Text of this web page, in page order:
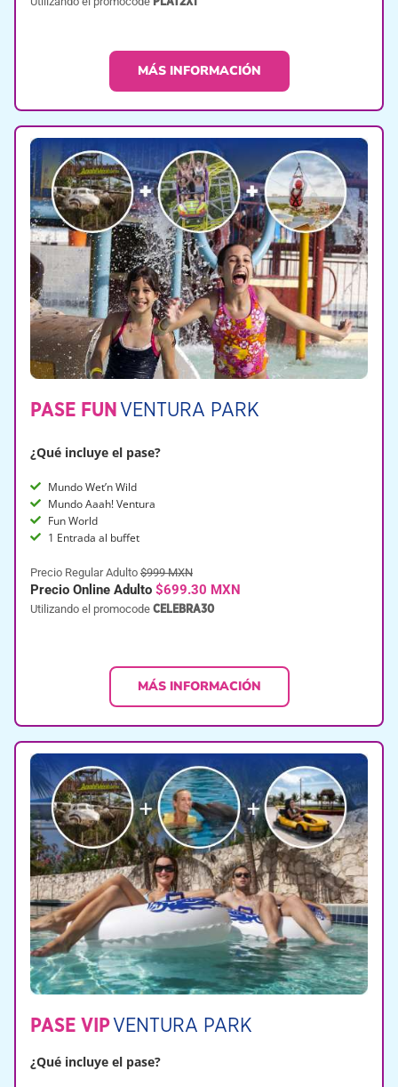
PLAT2X1
MÁS INFORMACIÓN
PASE FUN VENTURA PARK
¿Qué incluye el pase?
Mundo Wet’n Wild
Mundo Aaah! Ventura
Fun World
1 Entrada al buffet
Precio Regular Adulto $999 MXN
Precio Online Adulto $699.30 MXN
Utilizando el promocode CELEBRA30
MÁS INFORMACIÓN
PASE VIPVENTURA PARK
¿Qué incluye el pase?